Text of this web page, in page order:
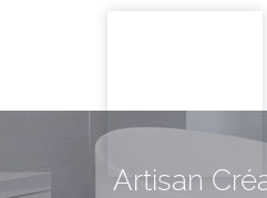
content
Artisan